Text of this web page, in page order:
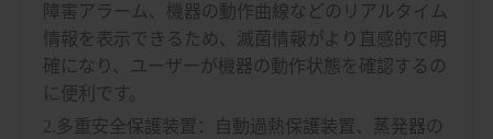
障害アラーム、機器の動作曲線などのリアルタイム
情報を表示できるため、滅菌情報がより直感的で明
確になり、ユーザーが機器の動作状態を確認するの
に便利です。
2.多重安全保護装置：自動過熱保護装置、蒸発器の